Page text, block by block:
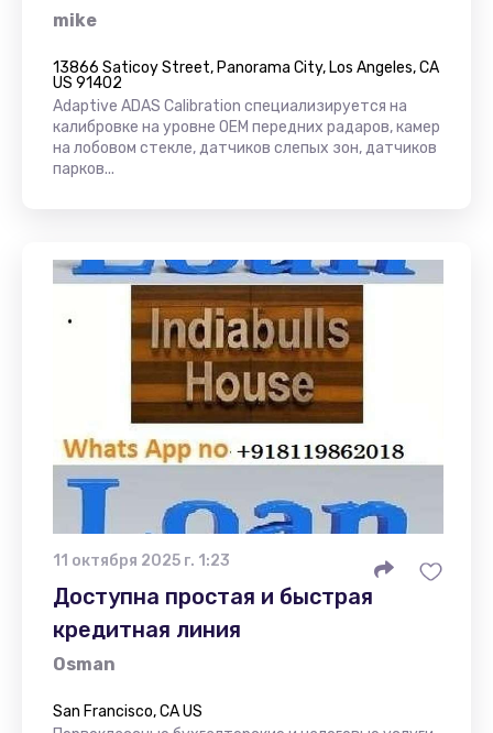
mike
13866 Saticoy Street, Panorama City, Los Angeles, CA
US 91402
Adaptive ADAS Calibration специализируется на
калибровке на уровне OEM передних радаров, камер
на лобовом стекле, датчиков слепых зон, датчиков
парков...
11 октября 2025 г. 1:23
Доступна простая и быстрая
кредитная линия
Osman
San Francisco, CA US